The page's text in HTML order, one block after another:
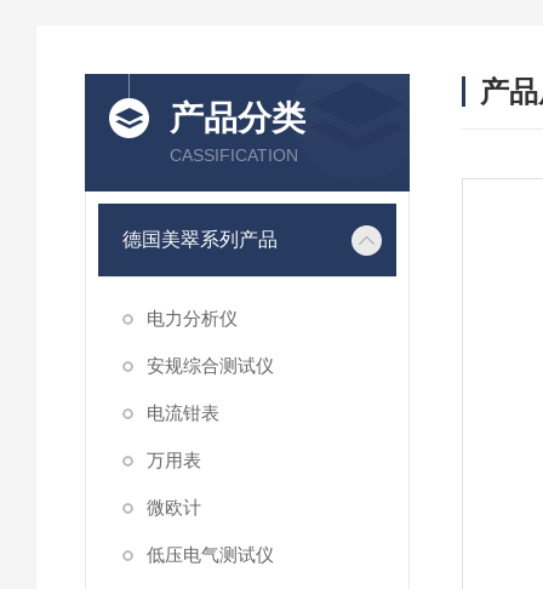
产品分类
CASSIFICATION
德国美翠系列产品
电力分析仪
安规综合测试仪
电流钳表
万用表
微欧计
低压电气测试仪
产